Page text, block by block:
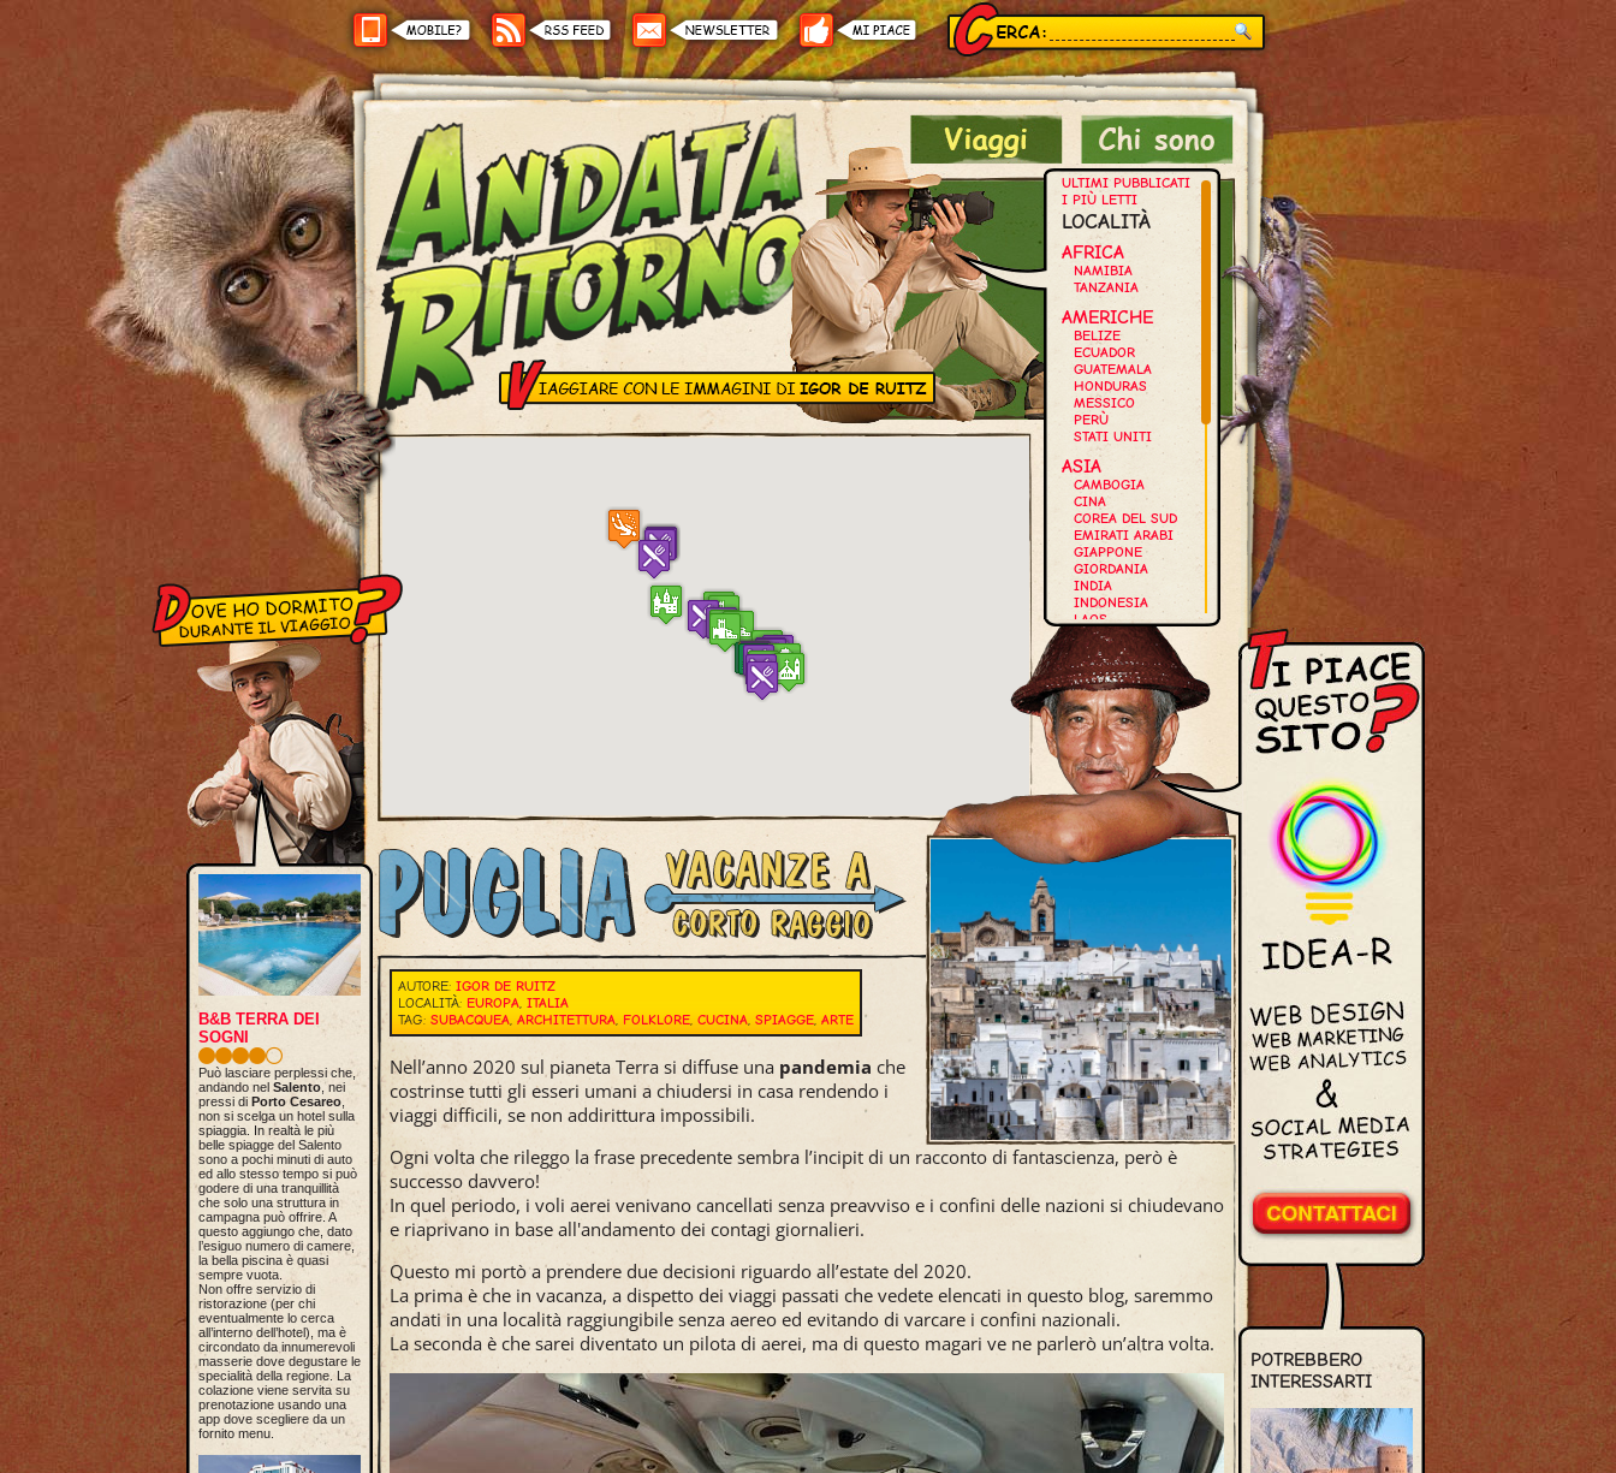
ULTIMI PUBBLICATI
I PIÙ LETTI
LOCALITÀ
AFRICA
NAMIBIA
TANZANIA
AMERICHE
BELIZE
ECUADOR
GUATEMALA
HONDURAS
MESSICO
PERÙ
STATI UNITI
ASIA
CAMBOGIA
CINA
COREA DEL SUD
EMIRATI ARABI
GIAPPONE
GIORDANIA
INDIA
INDONESIA
LAOS
MALDIVE
MALESIA
MYANMAR
NEPAL
OMAN
SINGAPORE
THAILANDIA
VIETNAM
EUROPA
GERMANIA
GRECIA
ISLANDA
ITALIA
SPAGNA
SVEZIA
AUTORE: IGOR DE RUITZ
LOCALITÀ: EUROPA, ITALIA
TAG: SUBACQUEA, ARCHITETTURA, FOLKLORE, CUCINA, SPIAGGE, ARTE
Nell’anno 2020 sul pianeta Terra si diffuse una pandemia che
costrinse tutti gli esseri umani a chiudersi in casa rendendo i
viaggi difficili, se non addirittura impossibili.
Ogni volta che rileggo la frase precedente sembra l’incipit di un racconto di fantascienza, però è
successo davvero!
In quel periodo, i voli aerei venivano cancellati senza preavviso e i confini delle nazioni si chiudevano
e riaprivano in base all'andamento dei contagi giornalieri.
Questo mi portò a prendere due decisioni riguardo all’estate del 2020.
La prima è che in vacanza, a dispetto dei viaggi passati che vedete elencati in questo blog, saremmo
andati in una località raggiungibile senza aereo ed evitando di varcare i confini nazionali.
La seconda è che sarei diventato un pilota di aerei, ma di questo magari ve ne parlerò un’altra volta.
B&B TERRA DEI
SOGNI
Può lasciare perplessi che,
andando nel Salento , nei
pressi di Porto Cesareo
non si scelga un hotel sulla
spiaggia. In realtà le più
belle spiagge del Salento
sono a pochi minuti di auto
ed allo stesso tempo si può
godere di una tranquillità
che solo una struttura in
campagna può offrire. A
questo aggiungo che, dato
l’esiguo numero di camere,
la bella piscina è quasi
sempre vuota.
Non offre servizio di
ristorazione (per chi
eventualmente lo cerca
all’interno dell’hotel), ma è
circondato da innumerevoli
masserie dove degustare le
specialità della regione. La
colazione viene servita su
prenotazione usando una
app dove scegliere da un
fornito menu.
POTREBBERO
INTERESSARTI